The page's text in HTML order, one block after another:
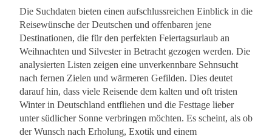
Die Suchdaten bieten einen aufschlussreichen Einblick in die
Reisewünsche der Deutschen und offenbaren jene
Destinationen, die für den perfekten Feiertagsurlaub an
Weihnachten und Silvester in Betracht gezogen werden. Die
analysierten Listen zeigen eine unverkennbare Sehnsucht
nach fernen Zielen und wärmeren Gefilden. Dies deutet
darauf hin, dass viele Reisende dem kalten und oft tristen
Winter in Deutschland entfliehen und die Festtage lieber
unter südlicher Sonne verbringen möchten. Es scheint, als ob
der Wunsch nach Erholung, Exotik und einem